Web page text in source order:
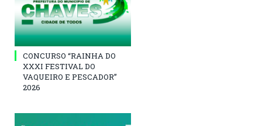
CONCURSO “RAINHA DO
XXXI FESTIVAL DO
VAQUEIRO E PESCADOR”
2026